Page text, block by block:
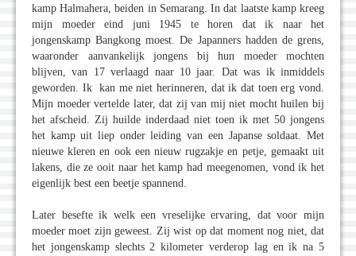
kamp Halmahera, beiden in Semarang. In dat laatste kamp kreeg
mijn moeder eind juni 1945 te horen dat ik naar het
jongenskamp Bangkong moest. De Japanners hadden de grens,
waaronder aanvankelijk jongens bij hun moeder mochten
blijven, van 17 verlaagd naar 10 jaar. Dat was ik inmiddels
geworden. Ik kan me niet herinneren, dat ik dat toen erg vond.
Mijn moeder vertelde later, dat zij van mij niet mocht huilen bij
het afscheid. Zij huilde inderdaad niet toen ik met 50 jongens
het kamp uit liep onder leiding van een Japanse soldaat. Met
nieuwe kleren en ook een nieuw rugzakje en petje, gemaakt uit
lakens, die ze ooit naar het kamp had meegenomen, vond ik het
eigenlijk best een beetje spannend.
Later besefte ik welk een vreselijke ervaring, dat voor mijn
moeder moet zijn geweest. Zij wist op dat moment nog niet, dat
het jongenskamp slechts 2 kilometer verderop lag en ik na 5